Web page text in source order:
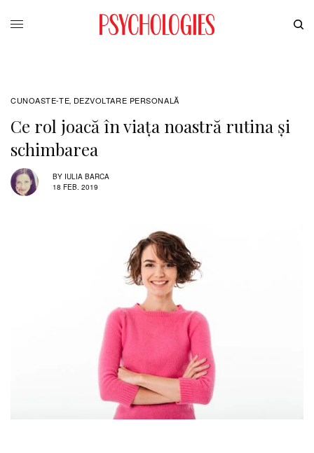
CUNOASTE-TE, DEZVOLTARE PERSONALĂ
Ce rol joacă în viața noastră rutina și
schimbarea
BY IULIA BARCA
18 FEB. 2019